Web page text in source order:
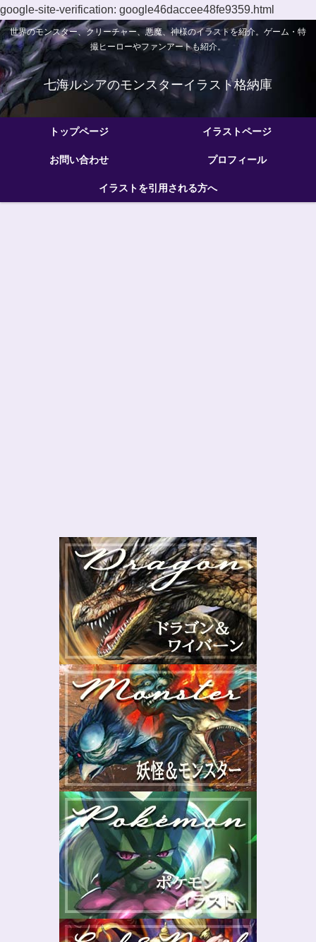
google-site-verification: google46daccee48fe9359.html
世界のモンスター、クリーチャー、悪魔、神様のイラストを紹介。ゲーム・特
撮ヒーローやファンアートも紹介。
七海ルシアのモンスターイラスト格納庫
トップページ イラストページ
お問い合わせ プロフィール
イラストを引用される方へ